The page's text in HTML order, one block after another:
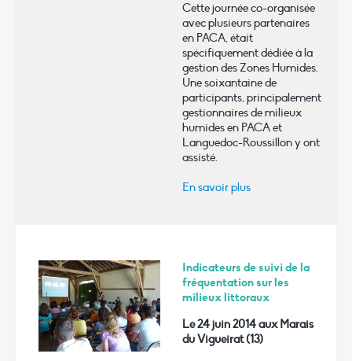
Cette journée co-organisée
avec plusieurs partenaires
en PACA, était
spécifiquement dédiée à la
gestion des Zones Humides.
Une soixantaine de
participants, principalement
gestionnaires de milieux
humides en PACA et
Languedoc-Roussillon y ont
assisté.
En savoir plus
Indicateurs de suivi de la
fréquentation sur les
milieux littoraux
Le 24 juin 2014 aux Marais
du Vigueirat (13)